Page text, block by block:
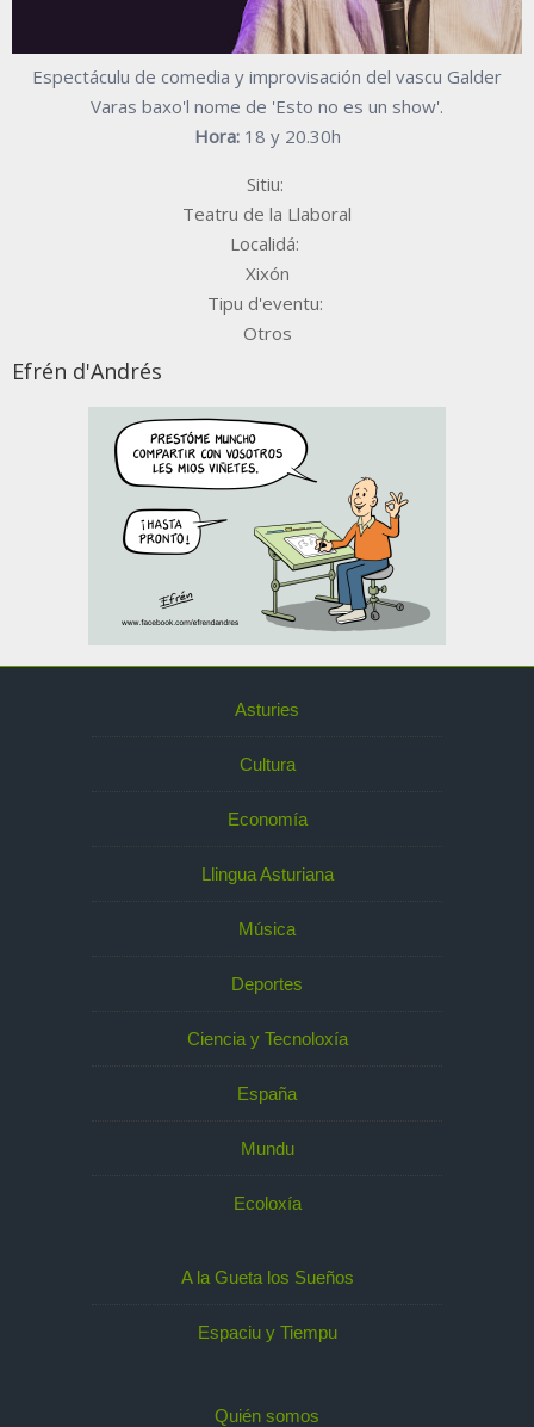
Espectáculu de comedia y improvisación del vascu Galder
Varas baxo'l nome de 'Esto no es un show'.
Hora:18 y 20.30h
Sitiu:
Teatru de la Llaboral
Localidá:
Xixón
Tipu d'eventu:
Otros
Efrén d'Andrés
Asturies
Cultura
Economía
Llingua Asturiana
Música
Deportes
Ciencia y Tecnoloxía
España
Mundu
Ecoloxía
A la Gueta los Sueños
Espaciu y Tiempu
Quién somos